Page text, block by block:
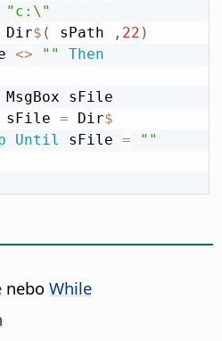
"c:\"
Dir$ ( sPath , 22 )
<> ""
Then
            sFile
= Dir$
Until sFile =
""
nebo While